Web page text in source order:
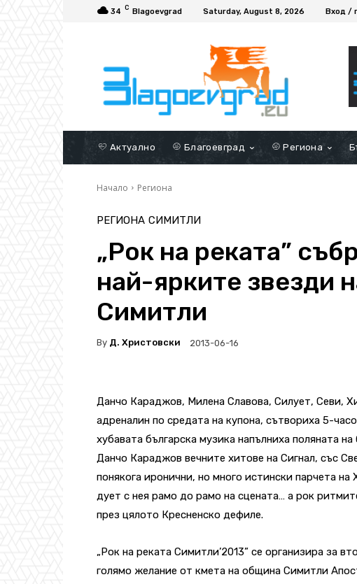
34 C Blagoevgrad Saturday, August 8, 2026 Вход /
Актуално Благоевград Региона
Начало Региона
РЕГИОНА СИМИТЛИ
„Рок на реката”
най-ярките звезди
Симитли
By Д. Христовски 2013-06-16
Данчо Караджов, Милена Славова, Силует, Севи,
адреналин по средата на купона, сътвориха 5-
хубавата българска музика напълниха поляната
Данчо Караджов вечните хитове на Сигнал, със
понякога иронични, но много истински парчета
дует с нея рамо до рамо на сцената… а рок
през цялото Кресненско дефиле.
„Рок на реката Симитли’2013” се организира за
голямо желание от кмета на община Симитли